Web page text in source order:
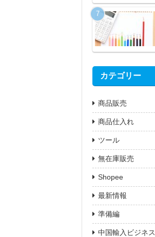
カテゴリー
商品販売
商品仕入れ
ツール
無在庫販売
Shopee
最新情報
準備編
中国輸入ビジネス